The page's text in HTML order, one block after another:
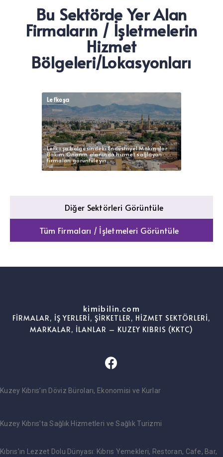
Bu Sektörde Yer Alan
Firmaların / İşletmelerin
Hizmet
Bölgeleri/Lokasyonları
Lefkoşa
Lefkoşa bölgesindeki Endüstriyel Makinalar
Bakım Onarım alanında hizmet sağlayan
firmaları görüntüleyin.
Diğer Sektörleri Görüntüle
Tüm Firmaları / İşletmeleri Görüntüle
kimibilin.com
FİRMALAR, İŞ YERLERİ, ŞİRKETLER, HİZMET SEKTÖRLERİ,
MARKALAR, İLANLAR – KUZEY KIBRIS (KKTC)
Kuzey Kıbrıs’ın Döviz Büroları, Ekonomisi ve Kurlar
Kuzey Kıbrıs’ta Sağlık Hizmetleri ve Sağlık Turizmi
Kıbrıs’ın Lezzet Dolu Dünyası: Kıbrıs Yemekleri, Restoran, Cafe, Bar,